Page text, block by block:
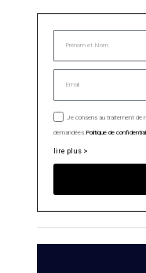
Je consens au traitement de
demandées. Politique de
lire plus >